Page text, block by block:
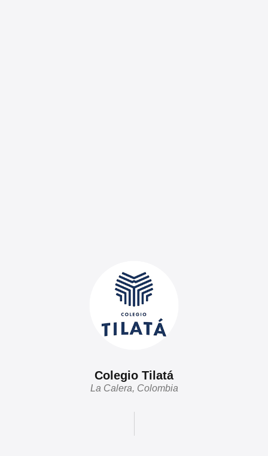
Colegio Tilatá
La Calera, Colombia